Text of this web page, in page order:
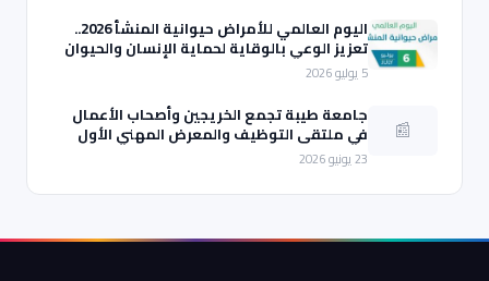
اليوم العالمي للأمراض حيوانية المنشأ 2026..
تعزيز الوعي بالوقاية لحماية الإنسان والحيوان
5 يوليو 2026
📰 جامعة طيبة تجمع الخريجين وأصحاب الأعمال
في ملتقى التوظيف والمعرض المهني الأول
23 يونيو 2026